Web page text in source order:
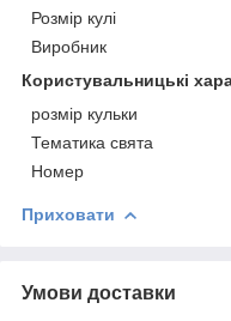
Розмір кулі
Виробник
Користувальницькі
розмір кульки
Тематика свята
Номер
Приховати
Умови доставки